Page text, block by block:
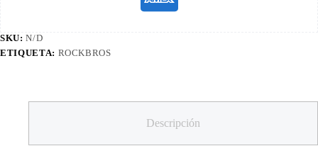
SKU:N/D
ETIQUETA: ROCKBROS
Descripción